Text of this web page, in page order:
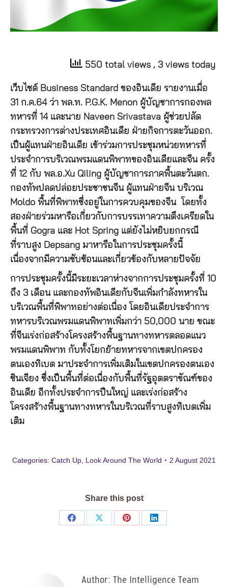
550 total views , 3 views today
เว็บไซต์ Business Standard ของอินเดีย รายงานเมื่อ
31 ก.ค.64 ว่า พล.ท. P.G.K. Menon ผู้บัญชาการกองพล
ทหารที่ 14 และนาย Naveen Srivastava ผู้ช่วยปลัด
กระทรวงการต่างประเทศอินเดีย ฝ่ายกิจการตะวันออก.
เป็นผู้แทนฝ่ายอินเดีย เข้าร่วมการประชุมหน่วยทหารที่
ประจำการบริเวณพรมแดนพิพาทของอินเดียและจีน ครั้ง
ที่ 12 กับ พล.อ.Xu Qiling ผู้บัญชาการภาคพื้นตะวันตก.
กองทัพปลดปล่อยประชาชนจีน ผู้แทนฝ่ายจีน บริเวณ
Moldo พื้นที่พิพาทซึ่งอยู่ในการควบคุมของจีน โดยทั้ง
สองฝ่ายร่วมหารือเกี่ยวกับการบรรเทาความตึงเครียดใน
พื้นที่ Gogra และ Hot Spring แต่ยังไม่หยิบยกกรณี
ที่ราบสูง Depsang มาหารือในการประชุมครั้งนี้
เนื่องจากมีความซับซ้อนและเกี่ยวข้องกับหลายปัจจัย
การประชุมครั้งนี้มีระยะเวลาห่างจากการประชุมครั้งที่ 10
ถึง 3 เดือน และกองทัพอินเดียกับจีนเพิ่มกำลังทหารใน
บริเวณพื้นที่พิพาทอย่างต่อเนื่อง โดยอินเดียประจำการ
ทหารบริเวณพรมแดนพิพาทเพิ่มกว่า 50,000 นาย ขณะ
ที่จีนเร่งก่อสร้างโครงสร้างพื้นฐานทางทหารตลอดแนว
พรมแดนพิพาท กับทั้งโยกย้ายทหารจากเขตปกครอง
ตนเองทิเบต มาประจำการเพิ่มเติมในเขตปกครองตนเอง
ซินเจียง ซึ่งเป็นพื้นที่ต่อเนื่องกับพื้นที่รัฐอุตตราขัณฑ์ของ
อินเดีย อีกทั้งประจำการปืนใหญ่ และเร่งก่อสร้าง
โครงสร้างพื้นฐานทางทหารในบริเวณที่ราบสูงทิเบตเพิ่ม
เติม
Categories: Catch Up Look Around The World 2 August 2021
Share this post
Share
Share
Share
Share
Author: The Intelligence Team